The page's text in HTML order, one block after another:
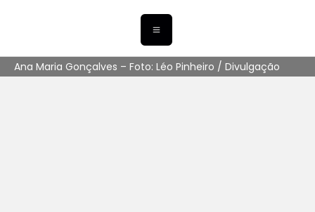
Ana Maria Gonçalves – Foto: Léo Pinheiro / Divulgação